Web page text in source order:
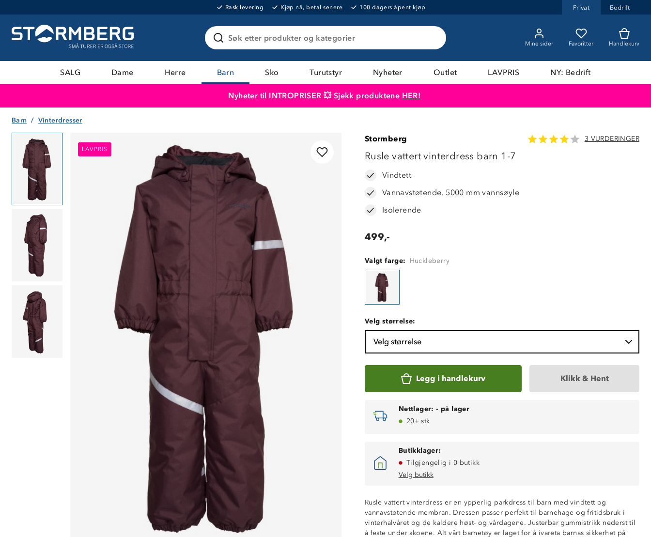
Rask levering Kjøp nå, betal senere 100 dagers åpent kjøp Privat Bedrift
Søk etter produkter og kategorier
Mine sider Favoritter Handlekurv
SALG Dame Herre Barn Sko Turutstyr Nyheter Outlet LAVPRIS NY: Bedrift
Nyheter til INTROPRISER 💥 Sjekk produktene HER!
Barn Vinterdresser
LAVPRIS
LAVPRIS
Stormberg 3 VURDERINGER
Rusle vattert vinterdress barn 1-7
Vindtett
Vannavstøtende, 5000 mm vannsøyle
Isolerende
499,-
Valgt farge: Huckleberry
Velg størrelse:
Velg størrelse
Legg i handlekurv Klikk & Hent
Nettlager: - på lager
20+ stk
Butikklager:
Tilgjengelig i 0 butikk
Velg butikk
Rusle vattert vinterdress er en ypperlig parkdress til barn med vindtett og
vannavstøtende membran. Dressen passer perfekt til barnehage og fritidsbruk i
vinterhalvåret og de kaldere høst- og vårdagene. Justerbar gummistrikk nederst til
å feste under skoene. Alt vårt barnetøy er laget for å ivareta barnas sikkerhet på
Vindtett
Vannavstøtende, 5000 mm vannsøyle
Isolerende